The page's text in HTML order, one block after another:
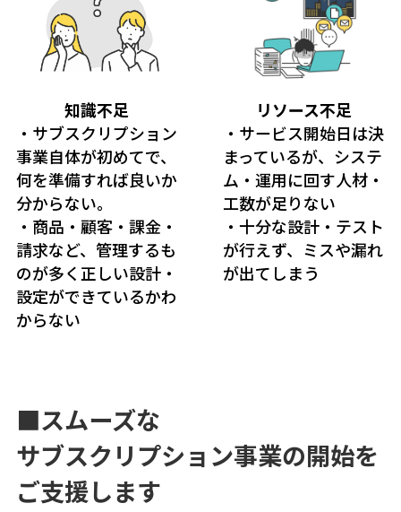
知識不足
・サブスクリプション
事業自体が初めてで、
何を準備すれば良いか
分からない。
・商品・顧客・課金・
請求など、管理するも
のが多く正しい設計・
設定ができているかわ
からない
リソース不足
・サービス開始日は決
まっているが、システ
ム・運用に回す人材・
工数が足りない
・十分な設計・テスト
が行えず、ミスや漏れ
が出てしまう
■スムーズな
サブスクリプション事業の開始を
ご支援します